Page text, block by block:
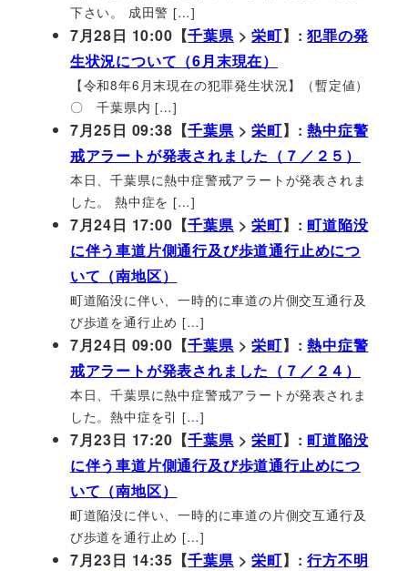
下さい。 成田警 […]
7月28日 10:00【千葉県 >栄町】:犯罪の発
生状況について（6月末現在）
【令和8年6月末現在の犯罪発生状況】（暫定値）
〇 千葉県内 […]
7月25日 09:38【千葉県 >栄町】:熱中症警
戒アラートが発表されました（７／２５）
本日、千葉県に熱中症警戒アラートが発表されま
した。 熱中症を […]
7月24日 17:00【千葉県 >栄町】:町道陥没
に伴う車道片側通行及び歩道通行止めにつ
いて（南地区）
町道陥没に伴い、一時的に車道の片側交互通行及
び歩道を通行止め […]
7月24日 09:00【千葉県 >栄町】:熱中症警
戒アラートが発表されました（７／２４）
本日、千葉県に熱中症警戒アラートが発表されま
した。熱中症を引 […]
7月23日 17:20【千葉県 >栄町】:町道陥没
に伴う車道片側通行及び歩道通行止めにつ
いて（南地区）
町道陥没に伴い、一時的に車道の片側交互通行及
び歩道を通行止め […]
7月23日 14:35【千葉県 >栄町】:行方不明